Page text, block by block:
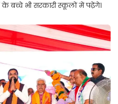
बच्चे भी सरकारी स्कूलों में पढ़ेंगे।